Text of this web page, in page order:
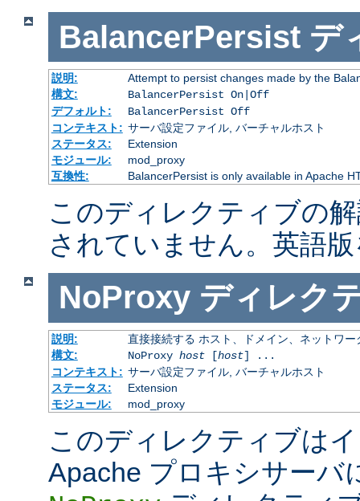
BalancerPersist デ
説明:
Attempt to persist changes made by the
構文:
BalancerPersist On|Off
デフォルト:
BalancerPersist Off
コンテキスト: サーバ設定ファイル, バーチャルホスト
ステータス:
Extension
モジュール:
mod_proxy
互換性:
BalancerPersist is only available in Apache
このディレクティブの
されていません。英語
NoProxy ディレク
説明:
直接接続する ホスト、ドメイン、ネットワー
構文:
NoProxy host[host] ...
コンテキスト: サーバ設定ファイル, バーチャルホスト
ステータス:
Extension
モジュール:
mod_proxy
このディレクティブは
Apache プロキシサーバ